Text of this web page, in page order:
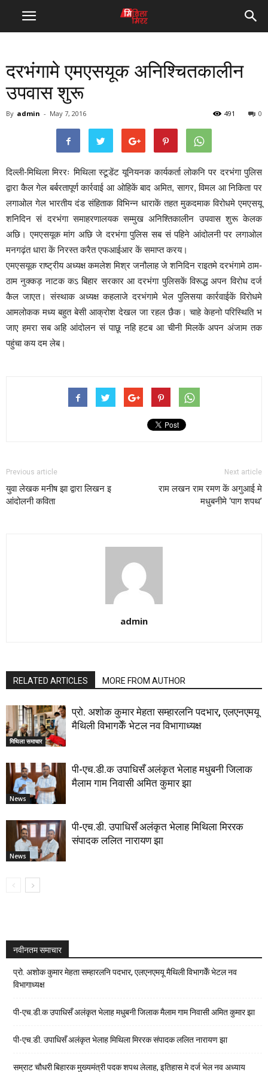
दरभंगामे एमएसयूक अनिश्चितकालीन
उपवास शुरू
By admin - May 7, 2016 0
491
दिल्ली-मिथिला मिररः मिथिला स्टूडेंट यूनियनक कार्यकर्ता लोकनि पर दरभंगा पुलिस
द्वारा कैल गेल बर्बरतापूर्ण कार्रवाई आ ओहिकें बाद अमित, सागर, विमल आ निकिता पर
लगाओल गेल भारतीय दंड संहिताक विभिन्न धाराकें तहत मुकदमाक विरोधमे एमएसयू
शनिदिन सं दरभंगा समाहरणालयक सम्मुख अनिश्तिकालीन उपवास शुरू केलक
अछि। एमएसयूक मांग अछि जे दरभंगा पुलिस सब सं पहिने आंदोलनी पर लगाओल
मनगढ़ंत धारा कें निरस्त करैत एफआईआर कें समाप्त करय।
एमएसयूक राष्ट्रीय अध्यक्ष कमलेश मिश्र जनौलाह जे शनिदिन राइतमे दरभंगामे ठाम-
ठाम नुक्कड़ नाटक कऽ बिहार सरकार आ दरभंगा पुलिसकें विरूद्ध अपन विरोध दर्ज
कैल जाएत। संस्थाक अध्यक्ष कहलाजे दरभंगामे भेल पुलिसया कार्रवाईकें विरोधमे
आमलोकक मध्य बहुत बेसी आक्रोश देखल जा रहल छैक। चाहे केहनो परिस्थिति भ
जाए हमरा सब अहि आंदोलन सं पाछू नहि हटब आ चीनी मिलकें अपन अंजाम तक
पहुंचा कय दम लेब।
Previous article
युवा लेखक मनीष झा द्वारा लिखन इ
आंदोलनी कविता
Next article
राम लखन राम रमण कें अगुआई मे
मधुबनीमे ‘पाग शपथ’
admin
RELATED ARTICLES MORE FROM AUTHOR
मिथिला समाचार
प्रो. अशोक कुमार मेहता सम्हारलनि पदभार, एलएनएमयू
मैथिली विभागकेँ भेटल नव विभागाध्यक्ष
News
पी-एच.डी.क उपाधिसँ अलंकृत भेलाह मधुबनी जिलाक
मैलाम गाम निवासी अमित कुमार झा
News
पी-एच.डी. उपाधिसँ अलंकृत भेलाह मिथिला मिररक
संपादक ललित नारायण झा
नवीनतम समाचार
प्रो. अशोक कुमार मेहता सम्हारलनि पदभार, एलएनएमयू मैथिली विभागकेँ भेटल नव
विभागाध्यक्ष
पी-एच.डी.क उपाधिसँ अलंकृत भेलाह मधुबनी जिलाक मैलाम गाम निवासी अमित कुमार झा
पी-एच.डी. उपाधिसँ अलंकृत भेलाह मिथिला मिररक संपादक ललित नारायण झा
सम्राट चौधरी बिहारक मुख्यमंत्री पदक शपथ लेलाह, इतिहास मे दर्ज भेल नव अध्याय